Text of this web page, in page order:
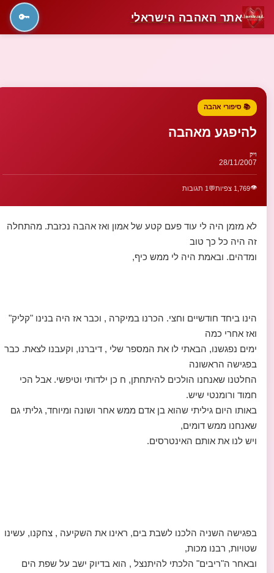
אתר האהבה הישראלי 🔑
📚 סיפורי אהבה
להיפגע מאהבה
ויק
28/11/2007
👁️1,769 צפיות 💬 1 תגובות
לא מזמן היה לי עוד פעם קטע של אמון ואז אהבה נכזבת. מהתחלה
זה היה כל כך טוב
ומדהים. ובאמת היה לי ממש כיף,
הינו ביחד חודשיים וחצי. הכרנו במיקרה , וכבר אז היה בנינו "קליק"
ואז אחרי כמה
ימים נפגשנו, הבאתי לו את המספר שלי , דיברנו, וקעבנו לצאת. כבר
בפגישה הראשונה
החלטנו שאנחנו הולכים להיתחתן, ח כן ילדותי וטיפשי. אבל הכי
חמוד ורומנטי שיש.
באותו היום גיליתי שהוא בן אדם ממש אחר ושונה ומיוחד, גליתי גם
שאנחנו ממש דומים,
ויש לנו את אותם האינטרסים.
בפגישה השניה הלכנו לשבת בים, ראינו את השקיעה , צחקנו, עשינו
שטויות, רבנו מכות,
ובאחר ה"ריבים" הלכתי להיתנצל , הוא בדיוק ישב על שפת הים